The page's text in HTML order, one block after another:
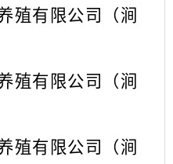
殖有限公司（涧
殖有限公司（涧
殖有限公司（涧